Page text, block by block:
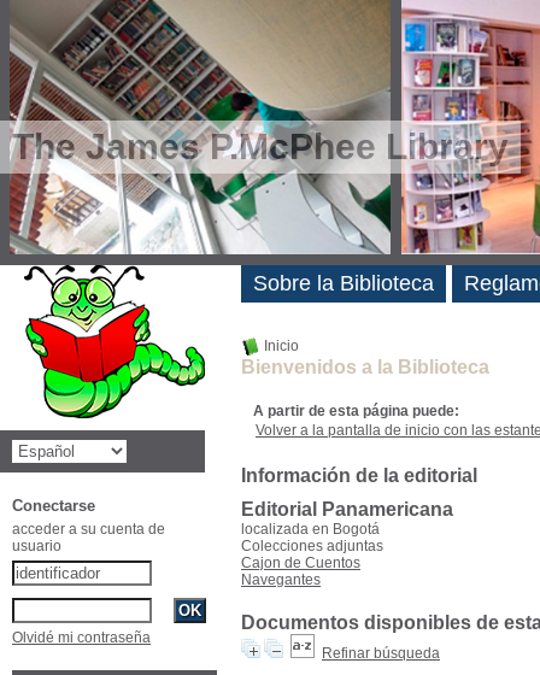
The James P.McPhee Library
Inicio
Bienvenidos a la Biblioteca
A partir de esta página puede:
Volver a la pantalla de inicio con las
Información de la editorial
Editorial Panamericana
localizada en Bogotá
Colecciones adjuntas
Cajon de Cuentos
Navegantes
Documentos disponibles de
Refinar búsqueda
Sobre la Biblioteca
Novedades
Conectarse
acceder a su cuenta de
usuario
Olvidé mi contraseña